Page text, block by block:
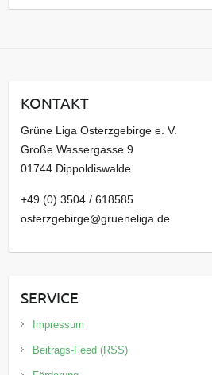
a
v
KONTAKT
Grüne Liga Osterzgebirge e. V.
Große Wassergasse 9
01744 Dippoldiswalde
+49 (0) 3504 / 618585
osterzgebirge@grueneliga.de
SERVICE
Impressum
Beitrags-Feed (RSS)